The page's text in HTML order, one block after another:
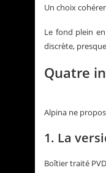
Un choix
Le fond plein
discrète,
Quatre
Alpina ne
1. La
Boîtier traité